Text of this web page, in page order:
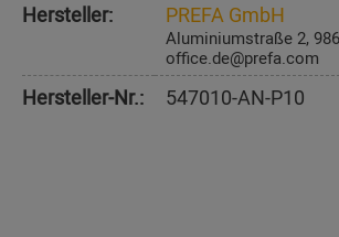
Hersteller:
PREFA GmbH
Aluminiumstraße 2,
office.de@prefa.com
Hersteller-Nr.: 547010-AN-P10